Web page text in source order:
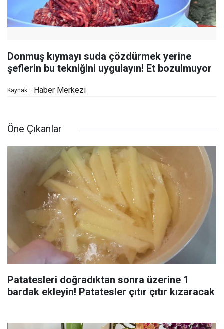
Donmuş kıymayı suda çözdürmek yerine
şeflerin bu tekniğini uygulayın! Et bozulmuyor
Kaynak: Haber Merkezi
Öne Çıkanlar
Patatesleri doğradıktan sonra üzerine 1
bardak ekleyin! Patatesler çıtır çıtır kızaracak